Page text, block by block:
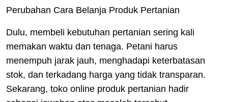
Perubahan Cara Belanja Produk Pertanian
Dulu, membeli kebutuhan pertanian sering kali
memakan waktu dan tenaga. Petani harus
menempuh jarak jauh, menghadapi keterbatasan
stok, dan terkadang harga yang tidak transparan.
Sekarang, toko online produk pertanian hadir